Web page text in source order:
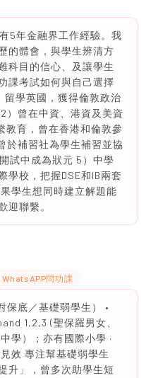
5年金融界工作經驗。我
的體會，與學生辨清方
科目的信心、及讓學生
課考試如何與自己選擇
留學英國，獲得倫敦政治
）曾在中資、港資及美資
教育，曾在香港和倫敦參
於補習社為學生補習並協
試中成為狀元 5）中學
學校，把握DSE和IB兩套
學生想同時建立解題能
迎聯繫。
WhatsAPP問功課
保底／基礎弱學生） •
1,2,3 (聖保羅男女、
學）；亦有國際小學 ·
效 專注幫基礎弱學生
升」，曾多次助學生短